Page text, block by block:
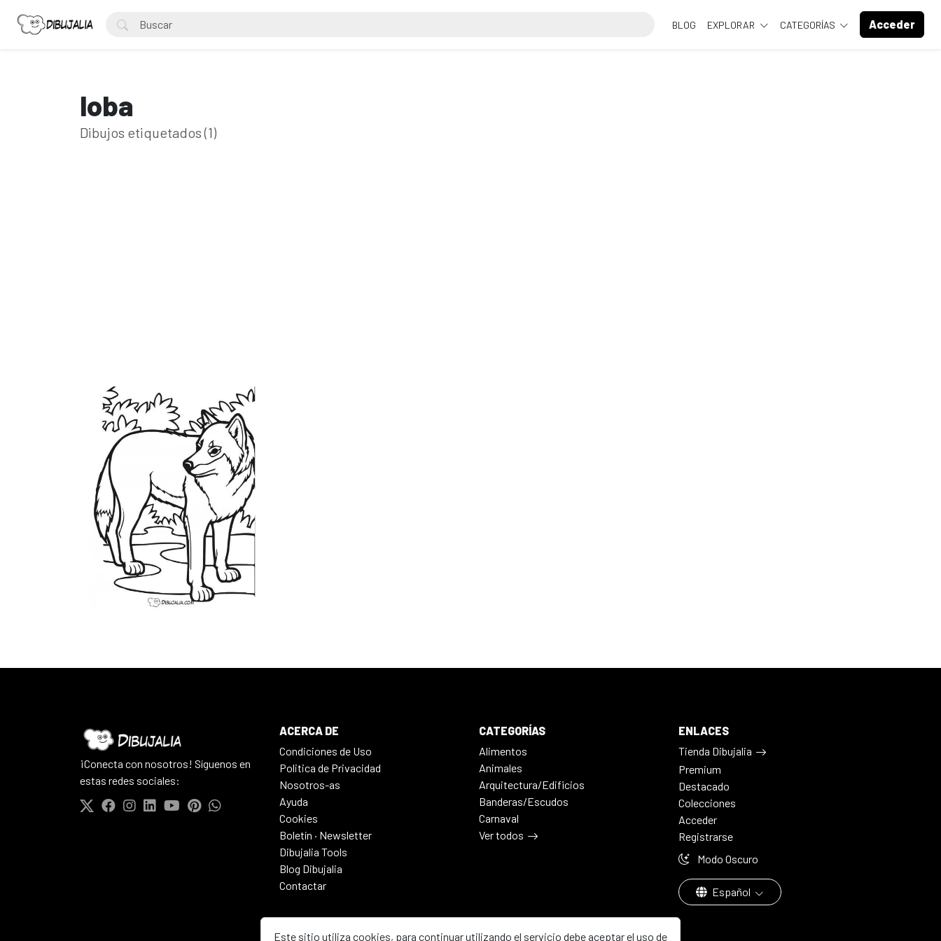
Este sitio utiliza cookies, para continuar utilizando el servicio debe aceptar el uso de
BLOG EXPLORAR CATEGORÍAS Acceder
loba
Dibujos etiquetados (1)
¡Conecta con nosotros! Síguenos en
estas redes sociales:
ACERCA DE
Condiciones de Uso
Politica de Privacidad
Nosotros-as
Ayuda
Cookies
Boletín · Newsletter
Dibujalia Tools
Blog Dibujalia
Contactar
CATEGORÍAS
Alimentos
Animales
Arquitectura/Edificios
Banderas/Escudos
Carnaval
Ver todos
ENLACES
Tienda Dibujalia
Premium
Destacado
Colecciones
Acceder
Registrarse
Modo Oscuro
Español